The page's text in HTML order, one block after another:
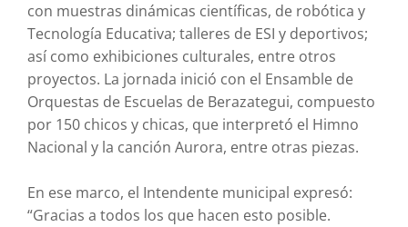
con muestras dinámicas científicas, de robótica y
Tecnología Educativa; talleres de ESI y deportivos;
así como exhibiciones culturales, entre otros
proyectos. La jornada inició con el Ensamble de
Orquestas de Escuelas de Berazategui, compuesto
por 150 chicos y chicas, que interpretó el Himno
Nacional y la canción Aurora, entre otras piezas.
En ese marco, el Intendente municipal expresó:
“Gracias a todos los que hacen esto posible.